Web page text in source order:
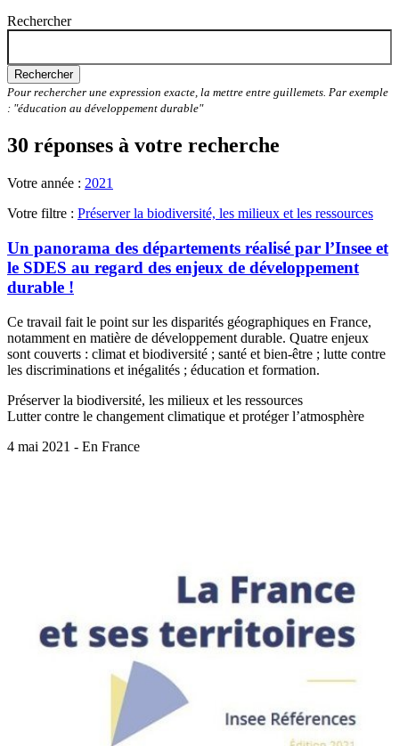
Rechercher
Rechercher
Pour rechercher une expression exacte, la mettre entre guillemets. Par exemple
: "éducation au développement durable"
30 réponses à votre recherche
Votre année : 2021
Votre filtre : Préserver la biodiversité, les milieux et les ressources
Un panorama des départements réalisé par l’Insee et
le SDES au regard des enjeux de développement
durable !
Ce travail fait le point sur les disparités géographiques en France,
notamment en matière de développement durable. Quatre enjeux
sont couverts : climat et biodiversité ; santé et bien‑être ; lutte contre
les discriminations et inégalités ; éducation et formation.
Préserver la biodiversité, les milieux et les ressources
Lutter contre le changement climatique et protéger l’atmosphère
4 mai 2021 - En France